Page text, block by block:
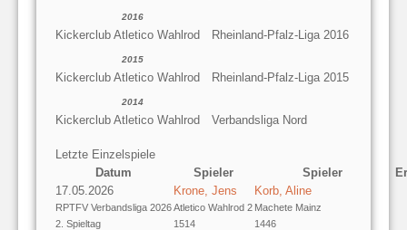
2016
Kickerclub Atletico Wahlrod Rheinland-Pfalz-Liga 2016
2015
Kickerclub Atletico Wahlrod Rheinland-Pfalz-Liga 2015
2014
Kickerclub Atletico Wahlrod Verbandsliga Nord
Letzte Einzelspiele
Datum
Spieler Spieler
17.05.2026
RPTFV Verbandsliga 2026
2. Spieltag
Krone, Jens
Atletico Wahlrod 2
1514
Korb, Aline
Machete Mainz
1446